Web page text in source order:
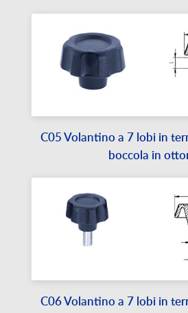
C05 Volantino a 7 lobi in
boccola in
C06 Volantino a 7 lobi in